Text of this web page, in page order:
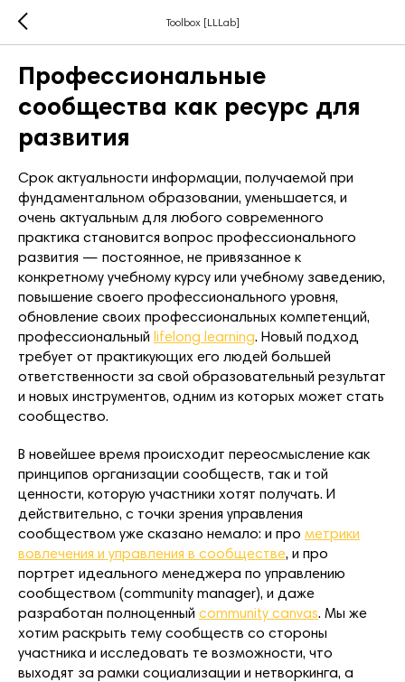
Toolbox [LLLab]
Профессиональные
сообщества как ресурс для
развития
Срок актуальности информации, получаемой при
фундаментальном образовании, уменьшается, и
очень актуальным для любого современного
практика становится вопрос профессионального
развития — постоянное, не привязанное к
конкретному учебному курсу или учебному заведению,
повышение своего профессионального уровня,
обновление своих профессиональных компетенций,
профессиональный lifelong learning. Новый подход
требует от практикующих его людей большей
ответственности за свой образовательный результат
и новых инструментов, одним из которых может стать
сообщество.
В новейшее время происходит переосмысление как
принципов организации сообществ, так и той
ценности, которую участники хотят получать. И
действительно, с точки зрения управления
сообществом уже сказано немало: и про метрики
вовлечения и управления в сообществе, и про
портрет идеального менеджера по управлению
сообществом (community manager), и даже
разработан полноценный community canvas. Мы же
хотим раскрыть тему сообществ со стороны
участника и исследовать те возможности, что
выходят за рамки социализации и нетворкинга, а